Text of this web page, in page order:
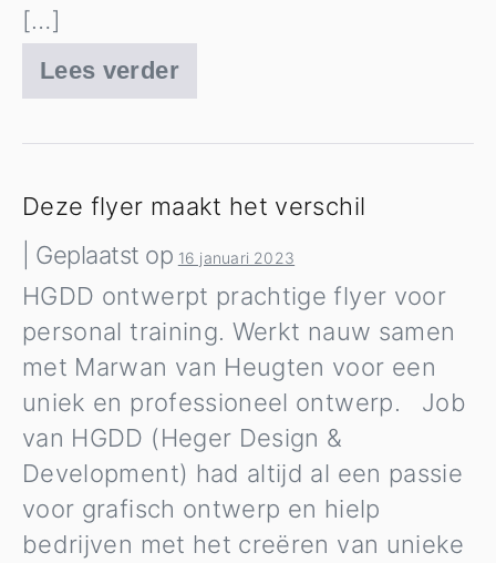
[…]
Lees verder
Zeg
wachtwoorden
Deze flyer maakt het verschil
Geplaatst op 16 januari 2023
HGDD ontwerpt prachtige flyer voor
personal training. Werkt nauw samen
met Marwan van Heugten voor een
uniek en professioneel ontwerp. Job
van HGDD (Heger Design &
Development) had altijd al een passie
voor grafisch ontwerp en hielp
bedrijven met het creëren van unieke